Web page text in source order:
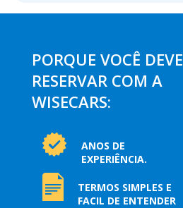
PORQUE VOCÊ DEVE
RESERVAR COM A
WISECARS:
ANOS DE
EXPERIÊNCIA.
TERMOS SIMPLES E
FACIL DE ENTENDER